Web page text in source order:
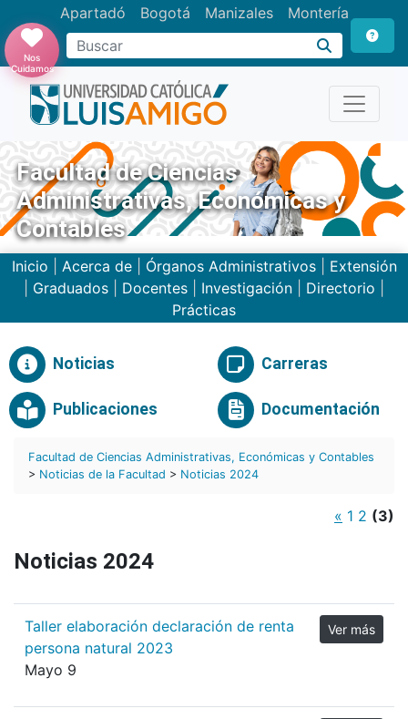
Apartadó Bogotá Manizales Montería
Buscar
Nos
Cuidamos
Facultad de Ciencias
Administrativas, Económicas y
Contables
Inicio Acerca de| Órganos Administrativos| Extensión
Graduados Docentes Investigación Directorio
Prácticas
Noticias Carreras
Publicaciones Documentación
Facultad de Ciencias Administrativas, Económicas y Contables
> Noticias de la Facultad > Noticias 2024
« 1 2 (3)
Noticias 2024
Taller elaboración declaración de renta
persona natural 2023
Mayo 9
Ver más